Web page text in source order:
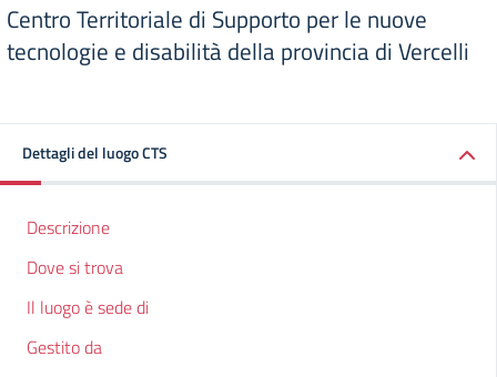
Centro Territoriale di Supporto per le nuove
tecnologie e disabilità della provincia di Vercelli
Dettagli del luogo CTS
Descrizione
Dove si trova
Il luogo è sede di
Gestito da